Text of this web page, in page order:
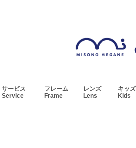
サービス
Service
フレーム
Frame
レンズ
Lens
キッズ
Kids